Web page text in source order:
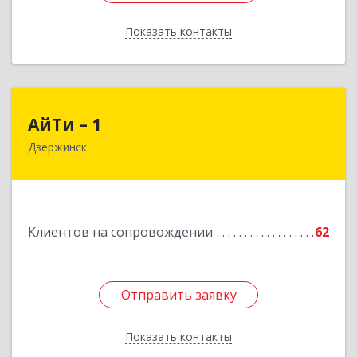
Показать контакты
Назад
АйТи – 1
Дзержинск
Клиентов на сопровождении 62
Отправить заявку
Показать контакты
606015, Нижегородская обл, Дзержинск г,
Отправить заявку
Назад